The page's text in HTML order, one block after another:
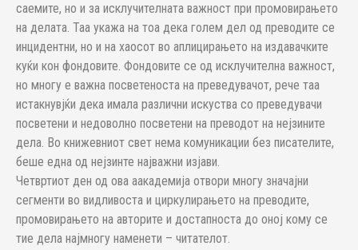
саемите, но и за исклучителната важност при промовирањето
на делата. Таа укажа на тоа дека голем дел од преводите се
инцидентни, но и на хаосот во аплицирањето на издавачките
куќи кон фондовите. Фондовите се од исклучителна важност,
но многу е важна посветеноста на преведувачот, рече таа
истакнувјќи дека имала различни искуства со преведувачи
посветени и недоволно посветени на преводот на нејзините
дела. Во книжевниот свет нема комуникации без писателите,
беше една од нејзинте најважни изјави.
Четвртиот ден од ова аакадемија отвори многу значајни
сегменти во видливоста и циркулирањето на преводите,
промовирањето на авторите и достапноста до оној кому се
тие дела најмногу наменети – читателот.